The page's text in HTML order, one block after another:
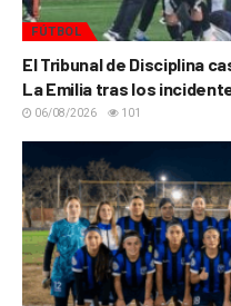
FÚTBOL
El Tribunal de Disciplina
La Emilia tras los
06/08/2026 101